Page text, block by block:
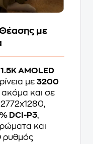
με
AMOLED
με 3200
ακόμα και σε
DCI-P3,
και
ρυθμός